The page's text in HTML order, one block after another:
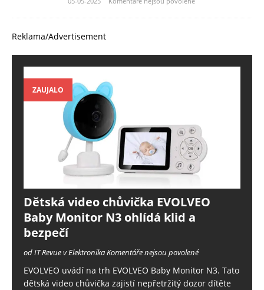
Reklama/Advertisement
ZAUJALO
Dětská video chůvička EVOLVEO
Baby Monitor N3 ohlídá klid a
bezpečí
od IT Revue v ElektronikaKomentáře nejsou povolené
EVOLVEO uvádí na trh EVOLVEO Baby Monitor N3. Tato
dětská video chůvička zajistí nepřetržitý dozor dítěte